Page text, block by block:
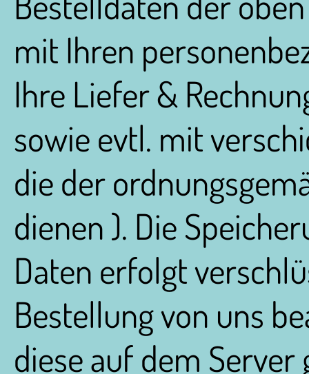
mit Ihren
Ihre Liefer &
sowie evtl. mit
die der
dienen ). Die
Daten erfolgt
Bestellung von uns
diese auf dem